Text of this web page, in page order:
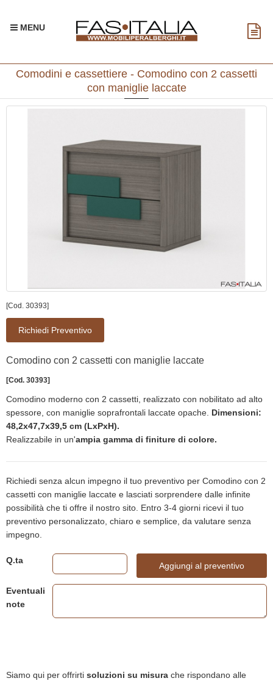
MENU
Comodini e cassettiere - Comodino con 2 cassetti
con maniglie laccate
[Cod. 30393]
Richiedi Preventivo
Comodino con 2 cassetti con maniglie laccate
[Cod. 30393]
Comodino moderno con 2 cassetti, realizzato con nobilitato ad alto
spessore, con maniglie soprafrontali laccate opache. Dimensioni:
48,2x47,7x39,5 cm (LxPxH).
Realizzabile in un'ampia gamma di finiture di colore.
Richiedi senza alcun impegno il tuo preventivo per Comodino con 2
cassetti con maniglie laccate e lasciati sorprendere dalle infinite
possibilità che ti offre il nostro sito. Entro 3-4 giorni ricevi il tuo
preventivo personalizzato, chiaro e semplice, da valutare senza
impegno.
Q.ta
Aggiungi al preventivo
Eventuali
note
Siamo qui per offrirti soluzioni su misura che rispondano alle